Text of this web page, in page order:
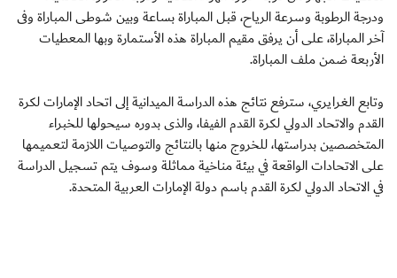
ودرجة الرطوبة وسرعة الرياح، قبل المباراة بساعة وبين شوطى المباراة وفى
آخر المباراة، على أن يرفق مقيم المباراة هذه الأستمارة وبها المعطيات
الأربعة ضمن ملف المباراة.
وتابع الغرايري، سترفع نتائج هذه الدراسة الميدانية إلى اتحاد الإمارات لكرة
القدم والاتحاد الدولي لكرة القدم الفيفا، والذى بدوره سيحولها للخبراء
المتخصصين بدراستها، للخروج منها بالنتائج والتوصيات اللازمة لتعميمها
على الاتحادات الواقعة في بيئة مناخية مماثلة وسوف يتم تسجيل الدراسة
في الاتحاد الدولي لكرة القدم باسم دولة الإمارات العربية المتحدة.